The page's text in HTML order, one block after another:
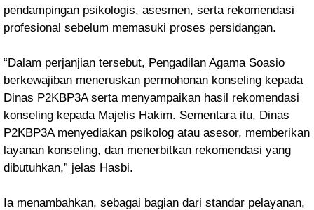
pendampingan psikologis, asesmen, serta rekomendasi
profesional sebelum memasuki proses persidangan.
“Dalam perjanjian tersebut, Pengadilan Agama Soasio
berkewajiban meneruskan permohonan konseling kepada
Dinas P2KBP3A serta menyampaikan hasil rekomendasi
konseling kepada Majelis Hakim. Sementara itu, Dinas
P2KBP3A menyediakan psikolog atau asesor, memberikan
layanan konseling, dan menerbitkan rekomendasi yang
dibutuhkan,” jelas Hasbi.
Ia menambahkan, sebagai bagian dari standar pelayanan,